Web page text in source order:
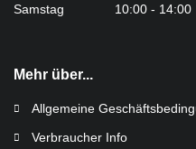
Samstag 10:00 - 14:00
Mehr über...
Allgemeine
Verbraucher Info